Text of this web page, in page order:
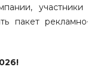
пакет